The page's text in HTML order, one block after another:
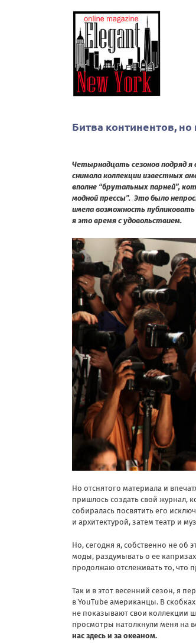
Битва континентов,
Четырнадцать сезонов подряд
снимала коллекции известных
вполне “брутальных парней”,
модной прессы”. Это было
имела возможность
я это время с удовольствием.
Но отснятого материала и
пришлось создать свой журнал,
собиралась посвятить его
и архитектурой, затем театр и
Но, сегодня я, собственно не об
моды, раздумывать о ее
продолжаю отслеживать то, что
Так и в этот весенний сезон, я
в YouTube американцы. В
не показывают свои коллекции
просмотры натолкнули меня на
нас здесь и за океаном.